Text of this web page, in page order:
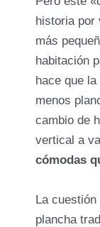
historia
más
habitación
hace que
menos
cambio de
vertical a
cómodas
La
plancha